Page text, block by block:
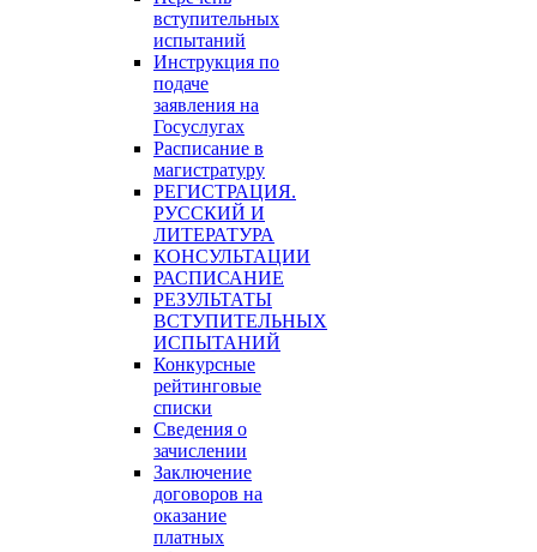
вступительных
испытаний
Инструкция по
подаче
заявления на
Госуслугах
Расписание в
магистратуру
РЕГИСТРАЦИЯ.
РУССКИЙ И
ЛИТЕРАТУРА
КОНСУЛЬТАЦИИ
РАСПИСАНИЕ
РЕЗУЛЬТАТЫ
ВСТУПИТЕЛЬНЫХ
ИСПЫТАНИЙ
Конкурсные
рейтинговые
списки
Сведения о
зачислении
Заключение
договоров на
оказание
платных